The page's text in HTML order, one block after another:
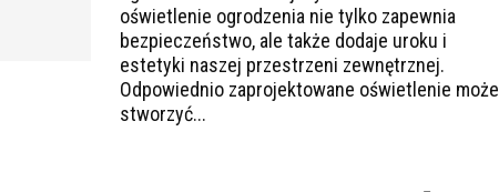
oświetlenie ogrodzenia nie tylko zapewnia
bezpieczeństwo, ale także dodaje uroku i
estetyki naszej przestrzeni zewnętrznej.
Odpowiednio zaprojektowane oświetlenie może
stworzyć...